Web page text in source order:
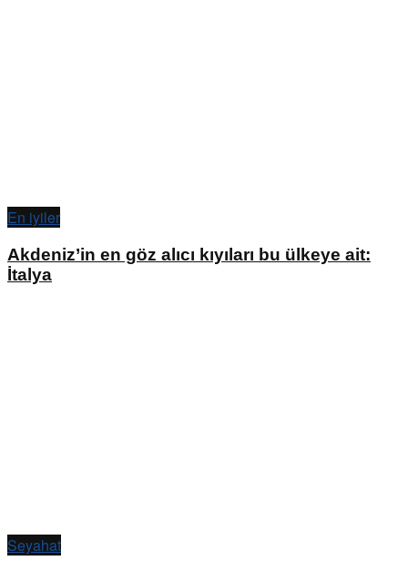
En iyiler
Akdeniz’in en göz alıcı kıyıları bu ülkeye ait:
İtalya
Seyahat